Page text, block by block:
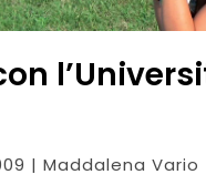
| Maddalena Vario